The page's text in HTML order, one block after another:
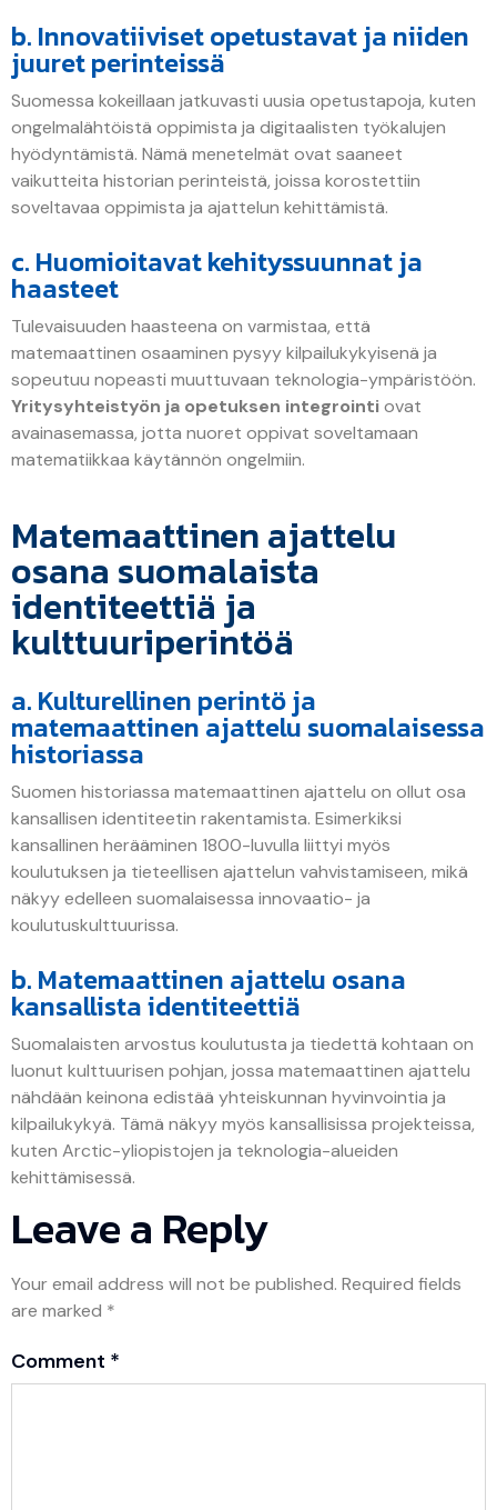
b. Innovatiiviset opetustavat ja niiden
juuret perinteissä
Suomessa kokeillaan jatkuvasti uusia opetustapoja, kuten
ongelmalähtöistä oppimista ja digitaalisten työkalujen
hyödyntämistä. Nämä menetelmät ovat saaneet
vaikutteita historian perinteistä, joissa korostettiin
soveltavaa oppimista ja ajattelun kehittämistä.
c. Huomioitavat kehityssuunnat ja
haasteet
Tulevaisuuden haasteena on varmistaa, että
matemaattinen osaaminen pysyy kilpailukykyisenä ja
sopeutuu nopeasti muuttuvaan teknologia-ympäristöön.
Yritysyhteistyön ja opetuksen integrointiovat
avainasemassa, jotta nuoret oppivat soveltamaan
matematiikkaa käytännön ongelmiin.
Matemaattinen ajattelu
osana suomalaista
identiteettiä ja
kulttuuriperintöä
a. Kulturellinen perintö ja
matemaattinen ajattelu suomalaisessa
historiassa
Suomen historiassa matemaattinen ajattelu on ollut osa
kansallisen identiteetin rakentamista. Esimerkiksi
kansallinen herääminen 1800-luvulla liittyi myös
koulutuksen ja tieteellisen ajattelun vahvistamiseen, mikä
näkyy edelleen suomalaisessa innovaatio- ja
koulutuskulttuurissa.
b. Matemaattinen ajattelu osana
kansallista identiteettiä
Suomalaisten arvostus koulutusta ja tiedettä kohtaan on
luonut kulttuurisen pohjan, jossa matemaattinen ajattelu
nähdään keinona edistää yhteiskunnan hyvinvointia ja
kilpailukykyä. Tämä näkyy myös kansallisissa projekteissa,
kuten Arctic-yliopistojen ja teknologia-alueiden
kehittämisessä.
Leave a Reply
Your email address will not be published. Required fields
are marked *
Comment *